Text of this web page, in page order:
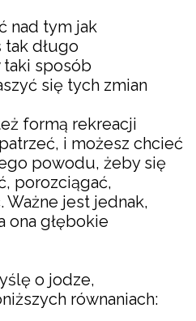
nad tym jak
tak długo
sposób
się tych zmian
formą rekreacji
i możesz chcieć
powodu, żeby się
porozciągać,
jest jednak,
ona głębokie
o jodze,
równaniach: